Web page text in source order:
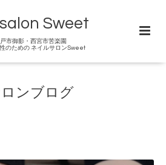
Sweet
市御影・西宮市苦楽園
のための ネイルサロンSweet
ンブログ